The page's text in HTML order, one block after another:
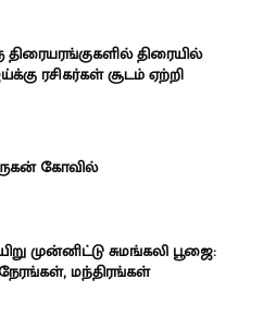
திரையரங்குகளில் திரையில்
ரசிகர்கள் சூடம் ஏற்றி
கோவில்
முன்னிட்டு சுமங்கலி பூஜை:
மந்திரங்கள்